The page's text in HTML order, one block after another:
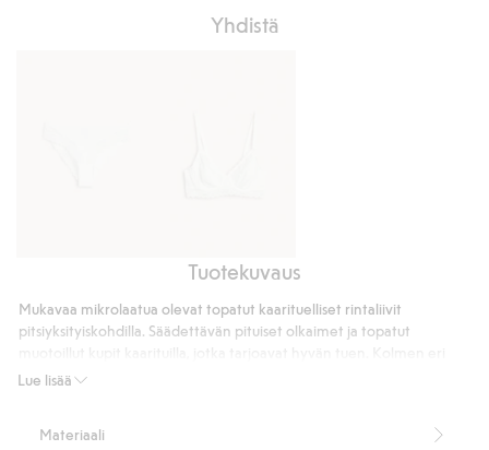
Yhdistä
joissa
Toppauksettomat
joissa
Tuotekuvaus
Lue lisää
Mukavaa mikrolaatua olevat topatut kaarituelliset rintaliivit
pitsiyksityiskohdilla. Säädettävän pituiset olkaimet ja topatut
koon hakaskiinnitys kahdessa rivissä.
Kaarituet
Materiaali